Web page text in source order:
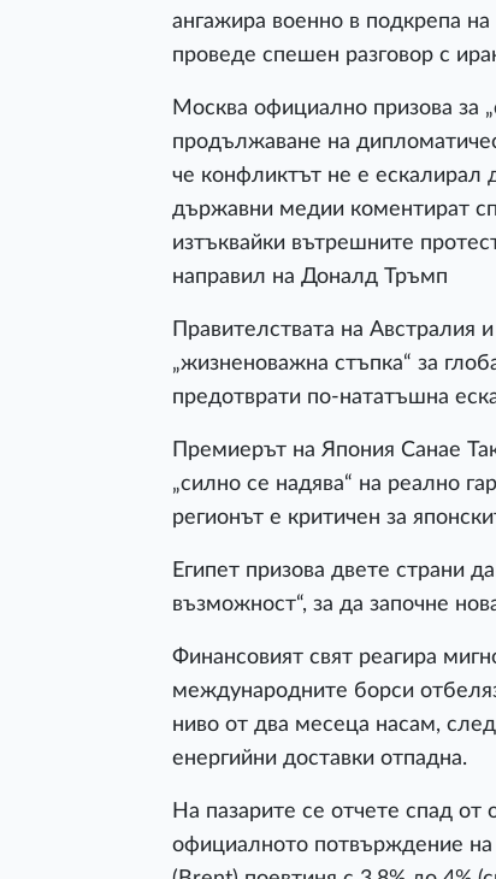
ангажира военно в подкрепа
проведе спешен разговор с
Москва официално призова за
продължаване на
че конфликтът не е ескалирал
държавни медии коментират
изтъквайки вътрешните
направил на Доналд Тръмп
Правителствата на Австралия
„жизненоважна стъпка“ за
предотврати по-нататъшна
Премиерът на Япония Санае
„силно се надява“ на реално
регионът е критичен за
Египет призова двете страни
възможност“, за да започне
Финансовият свят реагира
международните борси
ниво от два месеца насам,
енергийни доставки отпадна.
На пазарите се отчете спад
официалното потвърждение